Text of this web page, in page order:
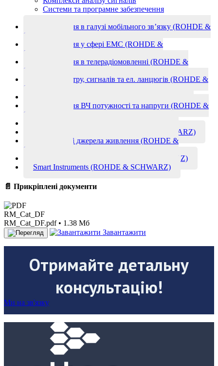
Системи та програмне забезпечення
Вимірювання в галузі мобільного зв’язку (ROHDE &
SCHWARZ)
Вимірювання у сфері ЕМС (ROHDE &
SCHWARZ)
Вимірювання в телерадіомовленні (ROHDE &
SCHWARZ)
Аналіз спектру, сигналів та ел. ланцюгів (ROHDE &
SCHWARZ)
Вимірювання ВЧ потужності та напруги (ROHDE &
SCHWARZ)
Промислові контролери (ROHDE & SCHWARZ)
Лабораторні джерела живлення (ROHDE &
SCHWARZ)
Вимірювальні антени (ROHDE & SCHWARZ)
Smart Instruments (ROHDE & SCHWARZ)
📄 Прикріплені документи
RM_Cat_DF
RM_Cat_DF.pdf • 1.38 Мб
Завантажити
Отримайте детальну
консультацію!
Ми на зв'язку